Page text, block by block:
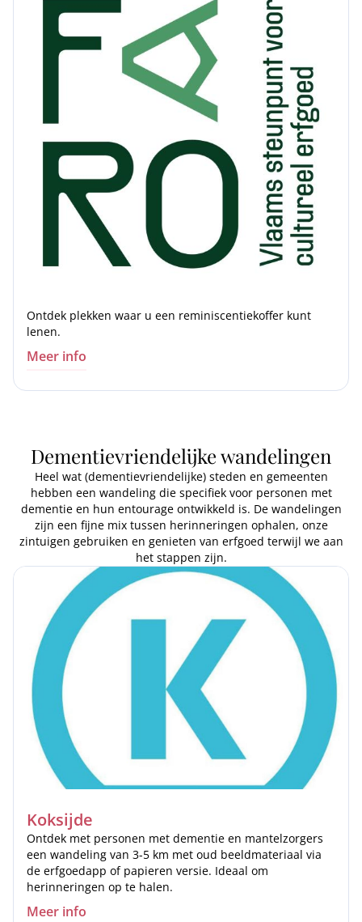
Ontdek plekken waar u een reminiscentiekoffer kunt
lenen.
Meer info
Dementievriendelijke wandelingen
Heel wat (dementievriendelijke) steden en gemeenten
hebben een wandeling die specifiek voor personen met
dementie en hun entourage ontwikkeld is. De wandelingen
zijn een fijne mix tussen herinneringen ophalen, onze
zintuigen gebruiken en genieten van erfgoed terwijl we aan
het stappen zijn.
Koksijde
Ontdek met personen met dementie en mantelzorgers
een wandeling van 3-5 km met oud beeldmateriaal via
de erfgoedapp of papieren versie. Ideaal om
herinneringen op te halen.
Meer info